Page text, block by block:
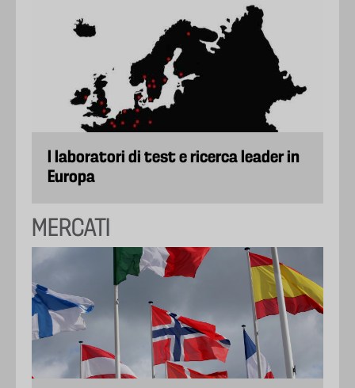
I laboratori di test e ricerca leader in
Europa
MERCATI